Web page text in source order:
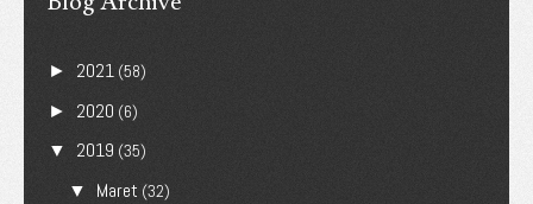
► 2021 (58)
► 2020 (6)
▼ 2019 (35)
▼ Maret (32)